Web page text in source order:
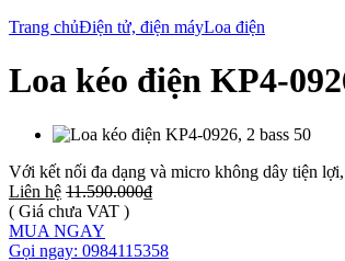
Trang chủĐiện tử, điện máyLoa điện
Loa kéo điện KP4-
Với kết nối đa dạng và micro không dây tiện
Liên hệ 11.590.000₫
( Giá chưa VAT )
MUA NGAY
Gọi ngay: 0984115358